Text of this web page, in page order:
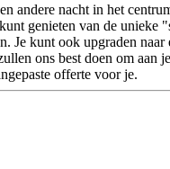
andere nacht in het
genieten van de
kunt ook upgraden naar
ons best doen om
offerte voor je.